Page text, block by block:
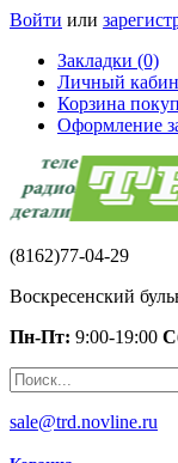
Войти или
Закладки (0)
Личный
Корзина
Оформление
(8162)77-04-29
Воскресенский
Пн-Пт: 9:00-19:00
sale@trd.novline.ru